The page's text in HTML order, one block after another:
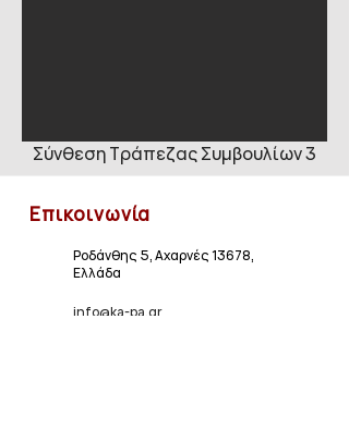
Σύνθεση Τράπεζας Συμβουλίων 3
Επικοινωνία
Ροδάνθης 5, Αχαρνές 13678,
Ελλάδα
info@ka-pa.gr